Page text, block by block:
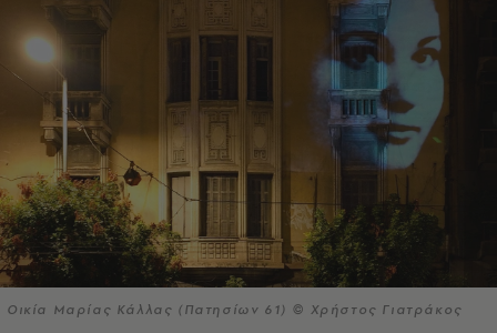
Οικία Μαρίας Κάλλας (Πατησίων 61) © Χρήστος Γιατράκος